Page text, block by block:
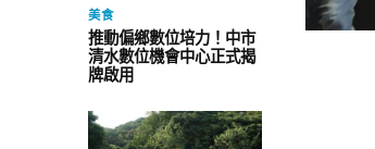
美食
推動偏鄉數位培力！中市
清水數位機會中心正式揭
牌啟用